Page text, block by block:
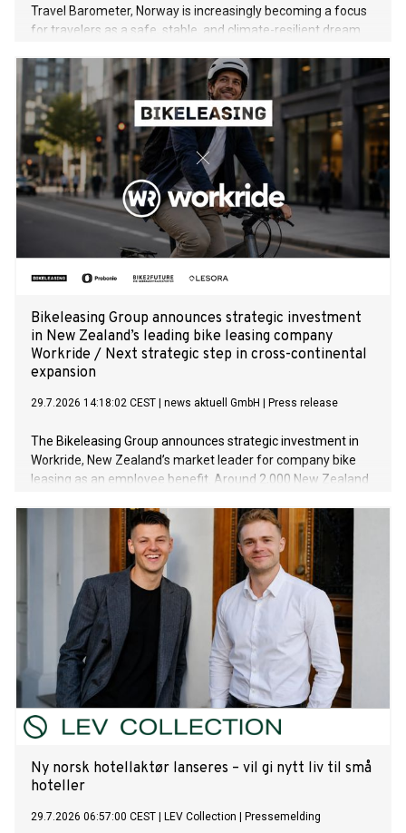
Travel Barometer, Norway is increasingly becoming a focus
for travelers as a safe, stable, and climate-resilient dream
Europe and global geopolitical uncertainties, sustainable
travel concepts like "Coolcation" and "Silent Travelling" are
experiencing an unprecedented boom.
Bikeleasing Group announces strategic investment
in New Zealand’s leading bike leasing company
Workride / Next strategic step in cross-continental
expansion
29.7.2026 14:18:02 CEST news aktuell GmbH Press release
The Bikeleasing Group announces strategic investment in
Workride, New Zealand’s market leader for company bike
leasing as an employee benefit. Around 2,000 New Zealand
extends the Bikeleasing Group’s international presence and
marks its next cross-continental step in its growth trajectory.
Ny norsk hotellaktør lanseres – vil gi nytt liv til små
hoteller
29.7.2026 06:57:00 CEST LEV Collection Pressemelding